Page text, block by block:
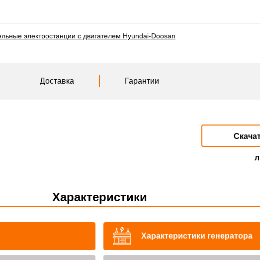
электростанции с двигателем Hyundai-Doosan
Доставка Гарантии
Характеристики
Характеристики генератора